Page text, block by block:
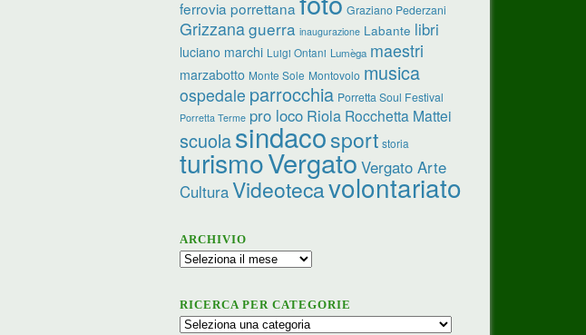
ferrovia porrettana Graziano Pederzani
Grizzanaguerra inaugurazione Labante libri
luciano marchi Luigi Ontani Lumèga maestri
marzabotto Monte Sole Montovolo musica
ospedale parrocchia Porretta Soul Festival
Porretta Terme pro loco Riola Rocchetta Mattei
scuolasindacosport storia
turismoVergato Vergato Arte
CulturaVideotecavolontariato
ARCHIVIO
Archivio
RICERCA PER CATEGORIE
Ricerca